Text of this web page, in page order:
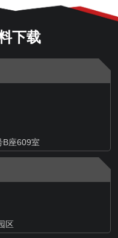
下载
B座609室
区